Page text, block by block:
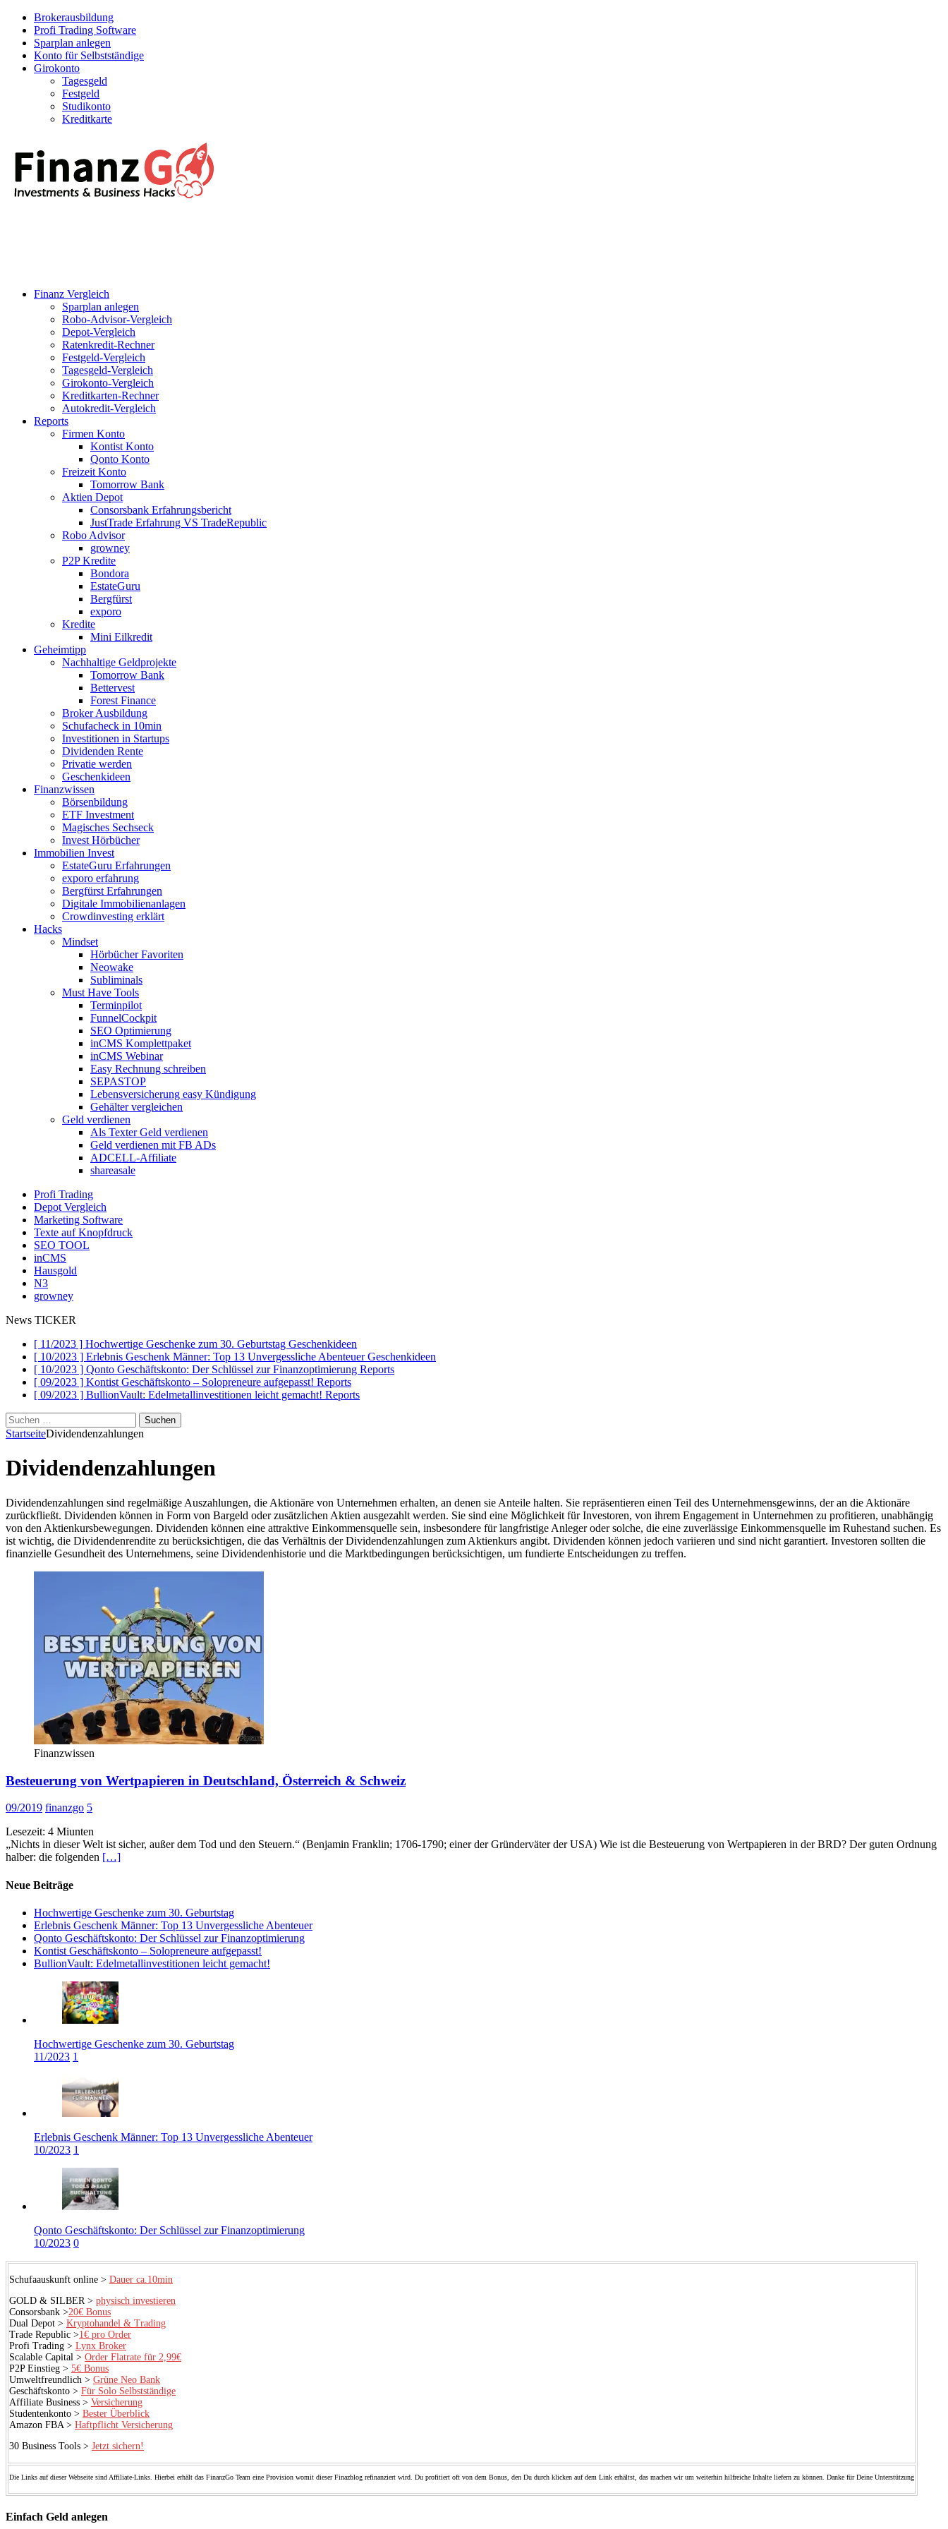
Brokerausbildung
Profi Trading Software
Sparplan anlegen
Konto für Selbstständige
Girokonto
Tagesgeld
Festgeld
Studikonto
Kreditkarte
Finanz Vergleich
Sparplan anlegen
Robo-Advisor-Vergleich
Depot-Vergleich
Ratenkredit-Rechner
Festgeld-Vergleich
Tagesgeld-Vergleich
Girokonto-Vergleich
Kreditkarten-Rechner
Autokredit-Vergleich
Reports
Firmen Konto
Kontist Konto
Qonto Konto
Freizeit Konto
Tomorrow Bank
Aktien Depot
Consorsbank Erfahrungsbericht
JustTrade Erfahrung VS TradeRepublic
Robo Advisor
growney
P2P Kredite
Bondora
EstateGuru
Bergfürst
exporo
Kredite
Mini Eilkredit
Geheimtipp
Nachhaltige Geldprojekte
Tomorrow Bank
Bettervest
Forest Finance
Broker Ausbildung
Schufacheck in 10min
Investitionen in Startups
Dividenden Rente
Privatie werden
Geschenkideen
Finanzwissen
Börsenbildung
ETF Investment
Magisches Sechseck
Invest Hörbücher
Immobilien Invest
EstateGuru Erfahrungen
exporo erfahrung
Bergfürst Erfahrungen
Digitale Immobilienanlagen
Crowdinvesting erklärt
Hacks
Mindset
Hörbücher Favoriten
Neowake
Subliminals
Must Have Tools
Terminpilot
FunnelCockpit
SEO Optimierung
inCMS Komplettpaket
inCMS Webinar
Easy Rechnung schreiben
SEPASTOP
Lebensversicherung easy Kündigung
Gehälter vergleichen
Geld verdienen
Als Texter Geld verdienen
Geld verdienen mit FB ADs
ADCELL-Affiliate
shareasale
Profi Trading
Depot Vergleich
Marketing Software
Texte auf Knopfdruck
SEO TOOL
inCMS
Hausgold
N3
growney
News TICKER
[ 11/2023 ] Hochwertige Geschenke zum 30. Geburtstag Geschenkideen
[ 10/2023 ] Erlebnis Geschenk Männer: Top 13 Unvergessliche AbenteuerGeschenkideen
[ 10/2023 ] Qonto Geschäftskonto: Der Schlüssel zur Finanzoptimierung Reports
[ 09/2023 ] Kontist Geschäftskonto – Solopreneure aufgepasst! Reports
[ 09/2023 ] BullionVault: Edelmetallinvestitionen leicht gemacht! Reports
Suchen
nach:
StartseiteDividendenzahlungen
Dividendenzahlungen
Dividendenzahlungen sind regelmäßige Auszahlungen, die Aktionäre von Unternehmen erhalten, an denen sie Anteile halten. Sie repräsentieren einen Teil des Unternehmensgewinns, der an die Aktionäre
zurückfließt. Dividenden können in Form von Bargeld oder zusätzlichen Aktien ausgezahlt werden. Sie sind eine Möglichkeit für Investoren, von ihrem Engagement in Unternehmen zu profitieren, unabhängig
von den Aktienkursbewegungen. Dividenden können eine attraktive Einkommensquelle sein, insbesondere für langfristige Anleger oder solche, die eine zuverlässige Einkommensquelle im Ruhestand suchen. Es
ist wichtig, die Dividendenrendite zu berücksichtigen, die das Verhältnis der Dividendenzahlungen zum Aktienkurs angibt. Dividenden können jedoch variieren und sind nicht garantiert. Investoren sollten die
finanzielle Gesundheit des Unternehmens, seine Dividendenhistorie und die Marktbedingungen berücksichtigen, um fundierte Entscheidungen zu treffen.
Finanzwissen
Besteuerung von Wertpapieren in Deutschland, Österreich & Schweiz
09/2019 finanzgo 5
Lesezeit: 4 Miunten
„Nichts in dieser Welt ist sicher, außer dem Tod und den Steuern.“ (Benjamin Franklin; 1706-1790; einer der Gründerväter der USA) Wie ist die Besteuerung von Wertpapieren in der BRD? Der guten Ordnung
halber: die folgenden […]
Neue Beiträge
Hochwertige Geschenke zum 30. Geburtstag
Erlebnis Geschenk Männer: Top 13 Unvergessliche Abenteuer
Qonto Geschäftskonto: Der Schlüssel zur Finanzoptimierung
Kontist Geschäftskonto – Solopreneure aufgepasst!
BullionVault: Edelmetallinvestitionen leicht gemacht!
Hochwertige Geschenke zum 30. Geburtstag
11/2023 1
Erlebnis Geschenk Männer: Top 13 Unvergessliche Abenteuer
10/2023 1
Qonto Geschäftskonto: Der Schlüssel zur Finanzoptimierung
10/2023 0
Schufaauskunft online > Dauer ca.10min
GOLD & SILBER > physisch investieren
Consorsbank >20€ Bonus
Dual Depot > Kryptohandel & Trading
Trade Republic >1€ pro Order
Profi Trading > Lynx Broker
Scalable Capital > Order Flatrate für 2,99€
P2P Einstieg > 5€ Bonus
Umweltfreundlich > Grüne Neo Bank
Geschäftskonto > Für Solo Selbstständige
Affiliate Business > Versicherung
Studentenkonto > Bester Überblick
Amazon FBA > Haftpflicht Versicherung
30 Business Tools > Jetzt sichern!
Die Links auf dieser Webseite sind Affiliate-Links. Hierbei erhält das FinanzGo Team eine Provision womit dieser Finazblog refinanziert wird. Du profitiert oft von dem Bonus, den Du durch klicken auf dem Link erhältst, das machen wir um weiterhin hilfreiche Inhalte liefern zu können. Danke für Deine Unterstützung
Einfach Geld anlegen